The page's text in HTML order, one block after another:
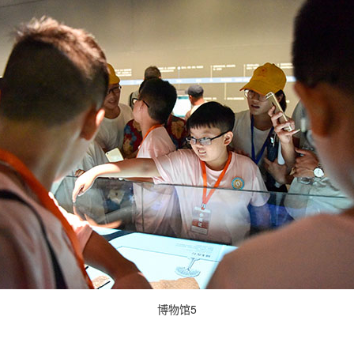
博物馆5